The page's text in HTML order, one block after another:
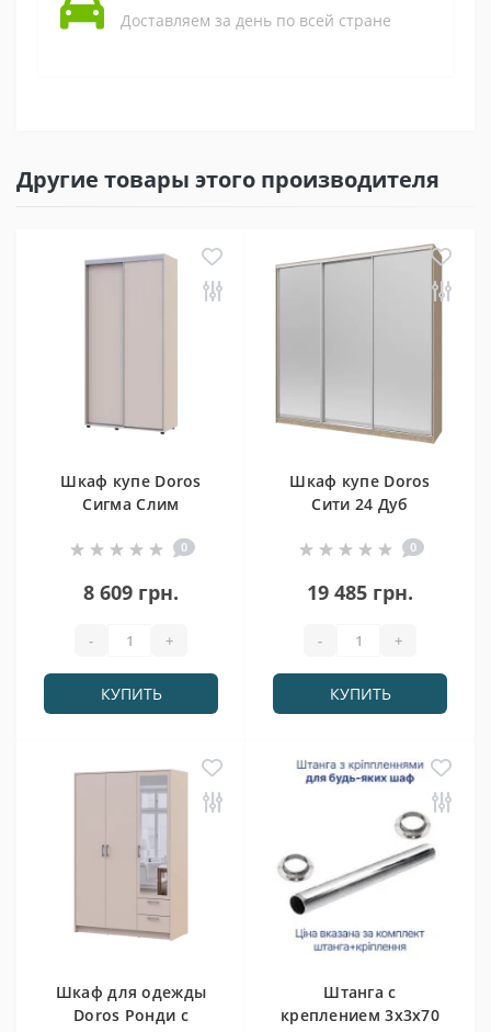
Доставляем за день по всей стране
Другие товары этого производителя
Шкаф купе Doros
Сигма Слим
110х45х214.40
8 609 грн.
- +
КУПИТЬ
Шкаф купе Doros
Сити 24 Дуб
238х60х240 0
19 485 грн.
- +
КУПИТЬ
Шкаф для одежды
Doros Ронди с
Штанга с
креплением 3х3х70